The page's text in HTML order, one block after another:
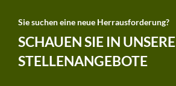
Sie suchen eine neue Herrausforderung?
SCHAUEN SIE IN UNSERE
STELLENANGEBOTE